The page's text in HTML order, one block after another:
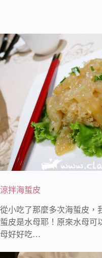
涼拌海蜇皮
從小吃了那麼多次海蜇皮，
蜇皮是水母耶！原來水母可
母好好吃…